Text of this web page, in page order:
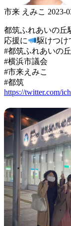
市来 えみこ 2023-
都筑ふれあいの丘
応援に
駆けつけ
#都筑ふれあいの丘
#横浜市議会
#市来えみこ
#都筑
https://twitter.com/